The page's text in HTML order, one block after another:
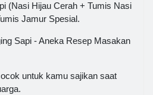
(Nasi Hijau Cerah + Tumis Nasi
Jamur Spesial.
Sapi - Aneka Resep Masakan
untuk kamu sajikan saat